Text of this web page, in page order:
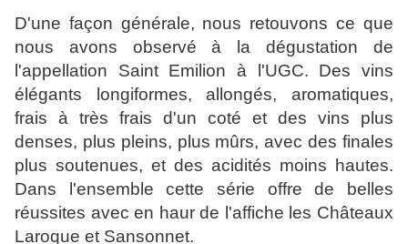
D'une façon générale, nous retouvons ce que
nous avons observé à la dégustation de
l'appellation Saint Emilion à l'UGC. Des vins
élégants longiformes, allongés, aromatiques,
frais à très frais d'un coté et des vins plus
denses, plus pleins, plus mûrs, avec des finales
plus soutenues, et des acidités moins hautes.
Dans l'ensemble cette série offre de belles
réussites avec en haur de l'affiche les Châteaux
Laroque et Sansonnet.